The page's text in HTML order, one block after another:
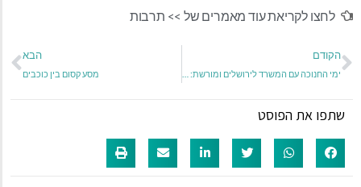
לחצו לקריאת עוד מאמרים של >> תרבות
הקודם הבא
מסע קסום בין כוכבים
שתפו את הפוסט